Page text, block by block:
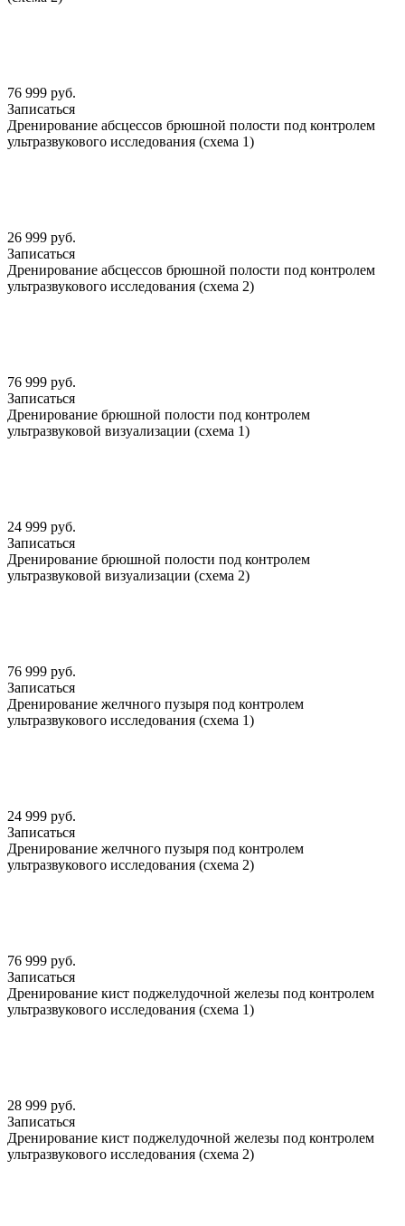
76 999 руб.
Записаться
Дренирование абсцессов брюшной полости под контролем
ультразвукового исследования (схема 1)
26 999 руб.
Записаться
Дренирование абсцессов брюшной полости под контролем
ультразвукового исследования (схема 2)
76 999 руб.
Записаться
Дренирование брюшной полости под контролем
ультразвуковой визуализации (схема 1)
24 999 руб.
Записаться
Дренирование брюшной полости под контролем
ультразвуковой визуализации (схема 2)
76 999 руб.
Записаться
Дренирование желчного пузыря под контролем
ультразвукового исследования (схема 1)
24 999 руб.
Записаться
Дренирование желчного пузыря под контролем
ультразвукового исследования (схема 2)
76 999 руб.
Записаться
Дренирование кист поджелудочной железы под контролем
ультразвукового исследования (схема 1)
28 999 руб.
Записаться
Дренирование кист поджелудочной железы под контролем
ультразвукового исследования (схема 2)